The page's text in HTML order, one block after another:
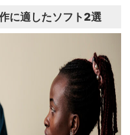
に適したソフト2選